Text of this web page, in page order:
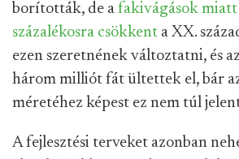
borították, de a fakivágások miatt
százalékosra csökkent a XX.
ezen szeretnének változtatni, és
három milliót fát ültettek el, bár
méretéhez képest ez nem túl
A fejlesztési terveket azonban